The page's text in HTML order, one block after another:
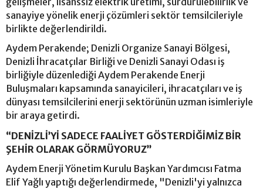
sanayiye yönelik enerji çözümleri sektör temsilcileriyle
birlikte değerlendirildi.
Aydem Perakende; Denizli Organize Sanayi Bölgesi,
Denizli İhracatçılar Birliği ve Denizli Sanayi Odası iş
birliğiyle düzenlediği Aydem Perakende Enerji
Buluşmaları kapsamında sanayicileri, ihracatçıları ve iş
dünyası temsilcilerini enerji sektörünün uzman isimleriyle
bir araya getirdi.
“DENİZLİ’Yİ SADECE FAALİYET GÖSTERDİĞİMİZ BİR
ŞEHİR OLARAK GÖRMÜYORUZ”
Aydem Enerji Yönetim Kurulu Başkan Yardımcısı Fatma
Elif Yağlı yaptığı değerlendirmede, "Denizli'yi yalnızca